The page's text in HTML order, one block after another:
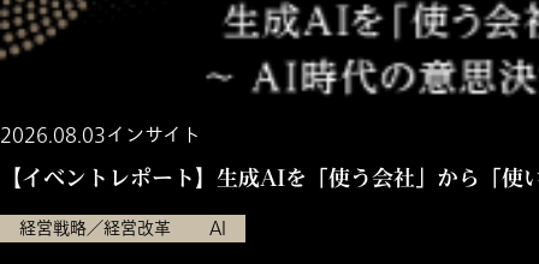
2026.08.03インサイト
【イベントレポート】生成AIを「使う会社」から「
経営戦略／経営改革 AI